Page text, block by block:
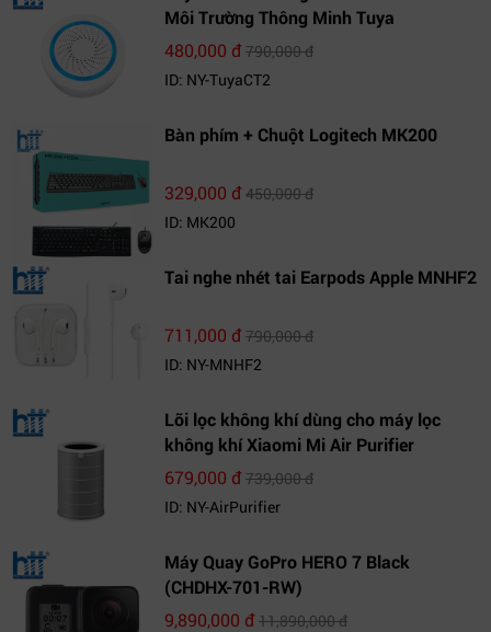
Môi Trường Thông Minh Tuya
480,000 đ790,000 đ
ID: NY-TuyaCT2
Bàn phím + Chuột Logitech MK200
329,000 đ450,000 đ
ID: MK200
Tai nghe nhét tai Earpods Apple MNHF2
711,000 đ790,000 đ
ID: NY-MNHF2
Lõi lọc không khí dùng cho máy lọc
không khí Xiaomi Mi Air Purifier
679,000 đ739,000 đ
ID: NY-AirPurifier
Máy Quay GoPro HERO 7 Black
(CHDHX-701-RW)
9,890,000 đ11,890,000 đ